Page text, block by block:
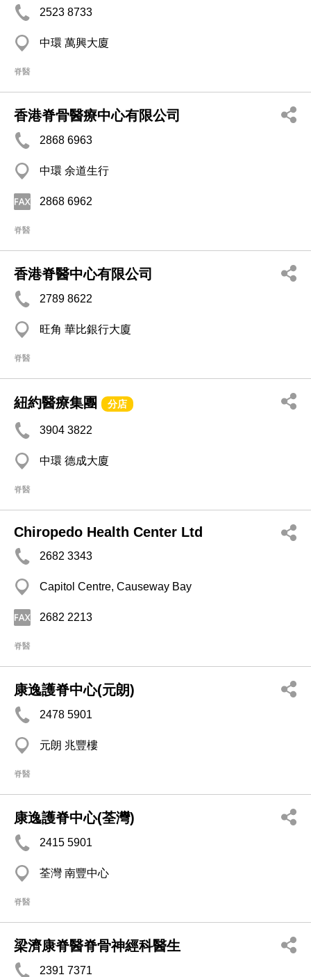
2523 8733
中環 萬興大廈
脊醫
香港脊骨醫療中心有限公司
2868 6963
中環 余道生行
2868 6962
脊醫
香港脊醫中心有限公司
2789 8622
旺角 華比銀行大廈
脊醫
紐約醫療集團 分店
3904 3822
中環 德成大廈
脊醫
Chiropedo Health Center Ltd
2682 3343
Capitol Centre, Causeway Bay
2682 2213
脊醫
康逸護脊中心(元朗)
2478 5901
元朗 兆豐樓
脊醫
康逸護脊中心(荃灣)
2415 5901
荃灣 南豐中心
脊醫
梁濟康脊醫脊骨神經科醫生
2391 7371